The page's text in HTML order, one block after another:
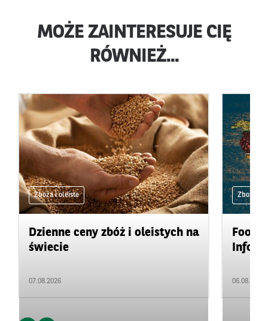
MOŻE ZAINTERESUJE CIĘ
RÓWNIEŻ...
Zboża i oleiste
Dzienne ceny zbóż i oleistych na
świecie
07.08.2026
Zboża i
06.08.2026